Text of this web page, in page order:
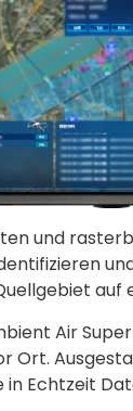
und
auf
Air
Ort.
Echtzeit